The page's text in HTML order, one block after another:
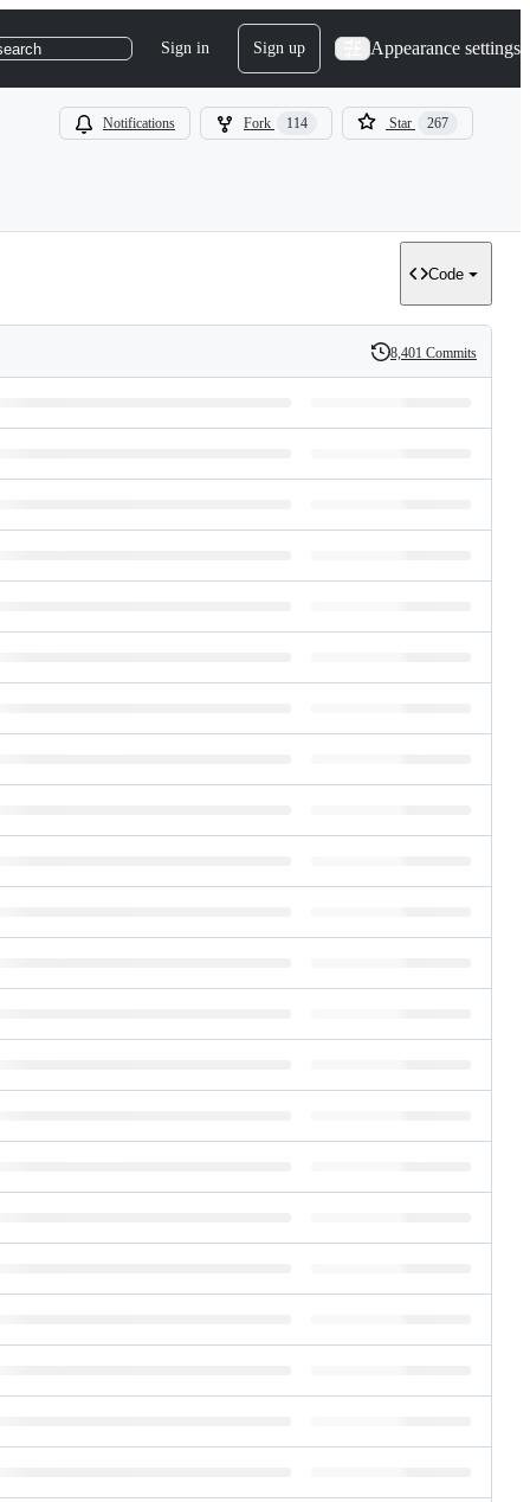
Sign in Sign up Appearance settings
Notifications Fork 114 Star 267
Code
History
8,401 Commits